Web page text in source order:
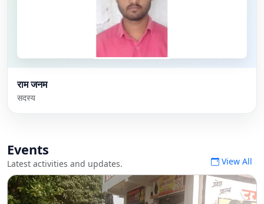
राम जनम
सदस्य
Events
Latest activities and updates. View All